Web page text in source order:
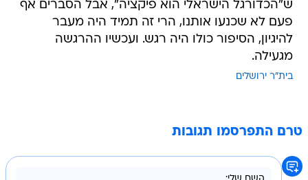
ש"הכדורגל הישראלי הוא פיקציה", אבל הסברים אף
פעם לא שכנעו אותנו, הרי זה תמיד היה מעבר
להיגיון, הסיפור כולו היה רגש. ועכשיו ההרגשה
מגעילה.
בית"ר ירושלים
טרם התפרסמו תגובות